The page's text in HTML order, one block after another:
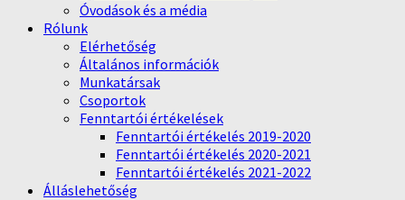
Óvodások és a média
Rólunk
Elérhetőség
Általános információk
Munkatársak
Csoportok
Fenntartói értékelések
Fenntartói értékelés 2019-2020
Fenntartói értékelés 2020-2021
Fenntartói értékelés 2021-2022
Álláslehetőség